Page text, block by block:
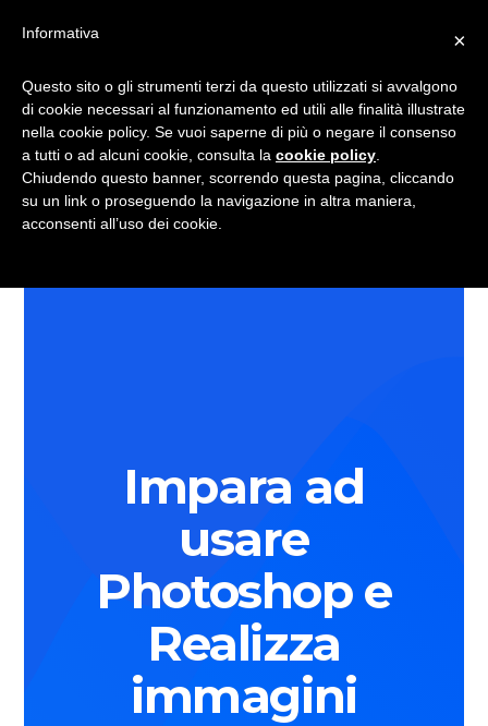
content
sidebar
Photoshop
Facile
Il
Corso
di
Photoshop
più
Home Il Corso Garanzia
Opinioni Chi siamo Blog
Login
Impara ad
usare
Photoshop e
Realizza
immagini
×
Informativa
Questo sito o gli strumenti terzi da questo utilizzati si avvalgono
di cookie necessari al funzionamento ed utili alle finalità illustrate
nella cookie policy. Se vuoi saperne di più o negare il consenso
a tutti o ad alcuni cookie, consulta la cookie policy
Chiudendo questo banner, scorrendo questa pagina, cliccando
su un link o proseguendo la navigazione in altra maniera,
acconsenti all’uso dei cookie.